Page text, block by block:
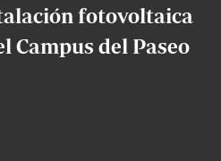
fotovoltaica
Campus del Paseo